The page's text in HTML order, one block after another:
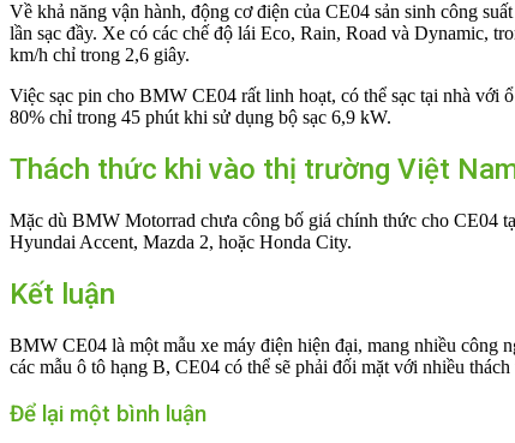
Về khả năng vận hành, động cơ điện của CE04 sản sinh công
lần sạc đầy. Xe có các chế độ lái Eco, Rain, Road và Dynamic,
km/h chỉ trong 2,6 giây.
Việc sạc pin cho BMW CE04 rất linh hoạt, có thể sạc tại nhà với
80% chỉ trong 45 phút khi sử dụng bộ sạc 6,9 kW.
Thách thức khi vào thị trường Việt
Mặc dù BMW Motorrad chưa công bố giá chính thức cho CE04
Hyundai Accent, Mazda 2, hoặc Honda City.
Kết luận
BMW CE04 là một mẫu xe máy điện hiện đại, mang nhiều công
các mẫu ô tô hạng B, CE04 có thể sẽ phải đối mặt với nhiều
Để lại một bình luận